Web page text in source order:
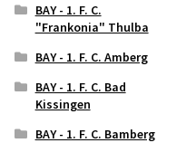
BAY - 1. F. C.
"Frankonia" Thulba
BAY - 1. F. C. Amberg
BAY - 1. F. C. Bad
Kissingen
BAY - 1. F. C. Bamberg